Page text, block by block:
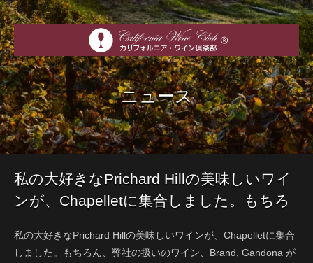
ニュース
私の大好きなPrichard Hillの美味しいワイ
ンが、Chapelletに集合しました。もちろ
Gandona があり
私の大好きなPrichard Hillの美味しいワインが、Chapelletに集合
しました。もちろん、弊社の扱いのワイン、Brand, Gandona が